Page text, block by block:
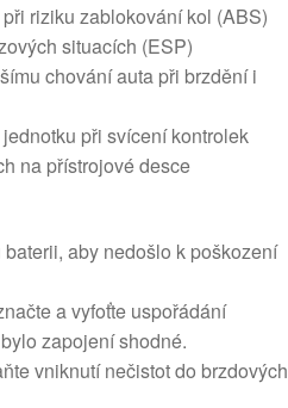
riziku zablokování kol (ABS)
situacích (ESP)
chování auta při brzdění i
při svícení kontrolek
na přístrojové desce
aby nedošlo k poškození
a vyfoťte uspořádání
zapojení shodné.
vniknutí nečistot do brzdových